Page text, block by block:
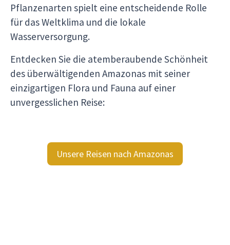
Pflanzenarten spielt eine entscheidende Rolle
für das Weltklima und die lokale
Wasserversorgung.
Entdecken Sie die atemberaubende Schönheit
des überwältigenden Amazonas mit seiner
einzigartigen Flora und Fauna auf einer
unvergesslichen Reise:
Unsere Reisen nach Amazonas